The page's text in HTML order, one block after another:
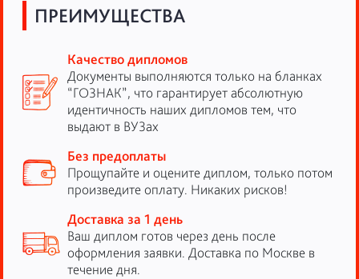
ПРЕИМУЩЕСТВА
Качество дипломов
Документы выполняются только на бланках
“ГОЗНАК”, что гарантирует абсолютную
идентичность наших дипломов тем, что
выдают в ВУЗах
Без предоплаты
Прощупайте и оцените диплом, только потом
произведите оплату. Никаких рисков!
Доставка за 1 день
Ваш диплом готов через день после
оформления заявки. Доставка по Москве в
течение дня.